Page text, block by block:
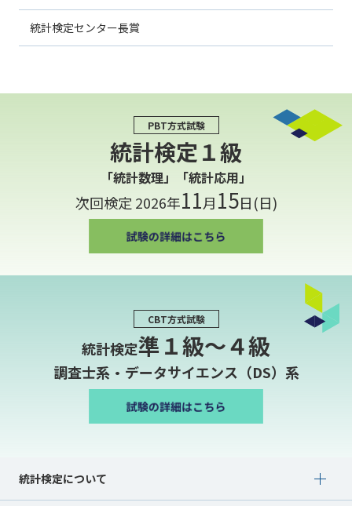
統計検定センター長賞
PBT方式試験
統計検定１級
「統計数理」「統計応用」
次回検定 2026年11月15日(日)
CBT方式試験
統計検定準１級〜４級
調査士系・データサイエンス（DS）系
統計検定について
Show submenu for 統計検定について